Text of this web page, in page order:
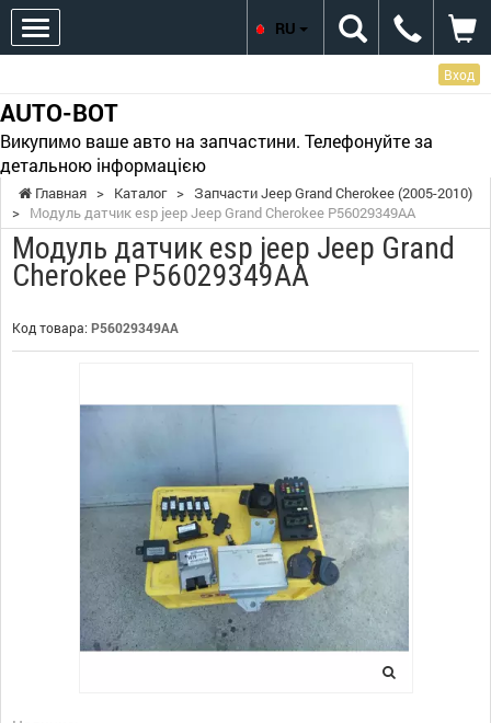
Вход
AUTO-BOT
Викупимо ваше авто на запчастини. Телефонуйте за
детальною інформацією
RU
Главная > Каталог > Запчасти Jeep Grand Cherokee (2005-2010)
> Модуль датчик esp jeep Jeep Grand Cherokee P56029349AA
Модуль датчик esp jeep Jeep Grand
Cherokee P56029349AA
Код товара: P56029349AA